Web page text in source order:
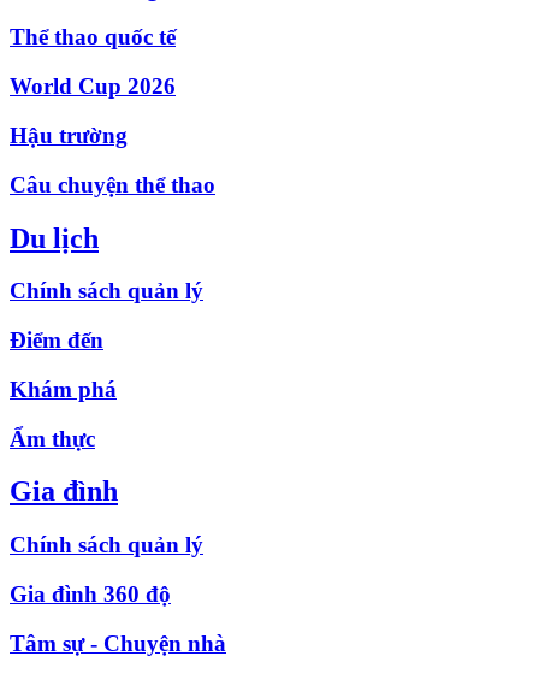
Thể thao quốc tế
World Cup 2026
Hậu trường
Câu chuyện thể thao
Du lịch
Chính sách quản lý
Điểm đến
Khám phá
Ẩm thực
Gia đình
Chính sách quản lý
Gia đình 360 độ
Tâm sự - Chuyện nhà